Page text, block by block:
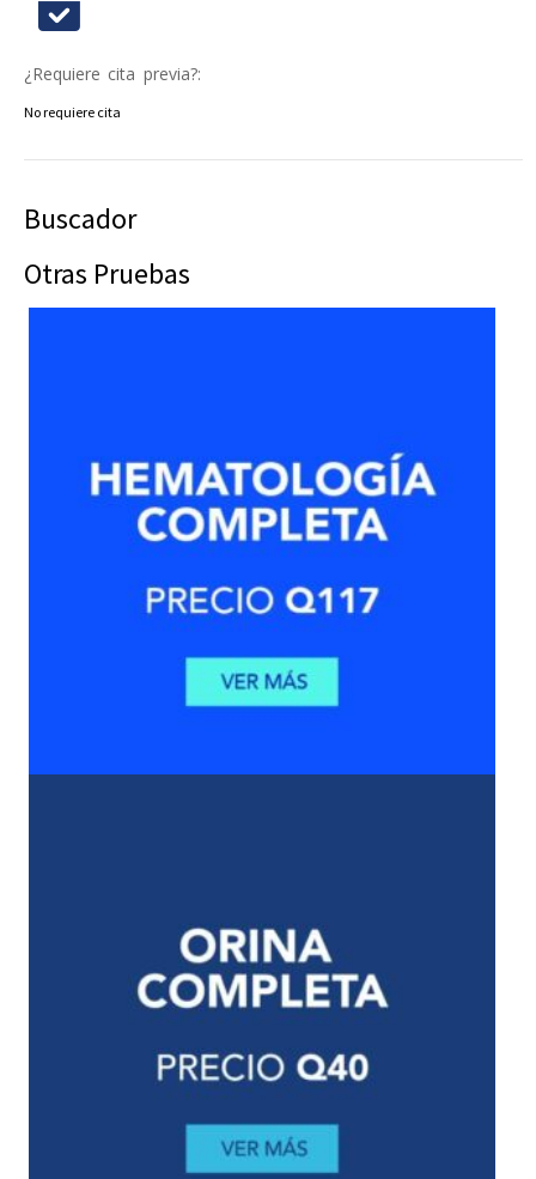
¿Requiere cita previa?:
No requiere cita
Buscador
Otras Pruebas